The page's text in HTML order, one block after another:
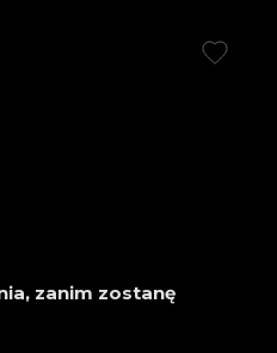
zanim zostanę